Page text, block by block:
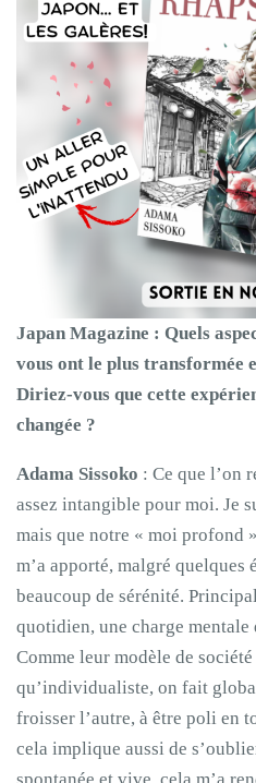
Japan Magazine : Quels
vous ont le plus transformée
Diriez-vous que cette
changée ?
Adama Sissoko : Ce que l’on
assez intangible pour moi. Je
mais que notre « moi profond
m’a apporté, malgré quelques
beaucoup de sérénité.
quotidien, une charge
Comme leur modèle de
qu’individualiste, on fait
froisser l’autre, à être poli en
cela implique aussi de